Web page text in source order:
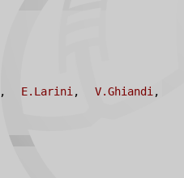
, E.Larini , V.Ghiandi ,